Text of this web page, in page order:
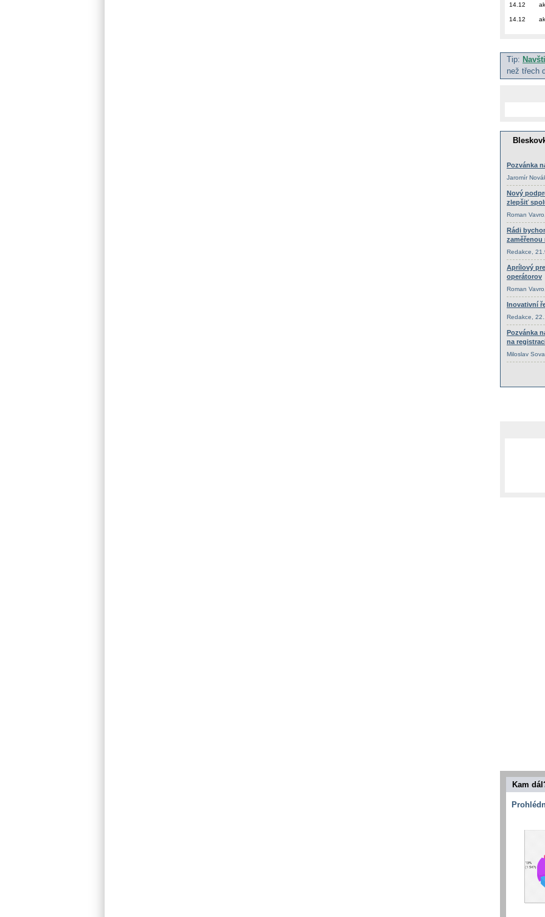
14.12
14.12
Tip:
než třech
Kam